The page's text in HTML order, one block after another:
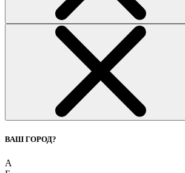
ВАШ ГОРОД?
А